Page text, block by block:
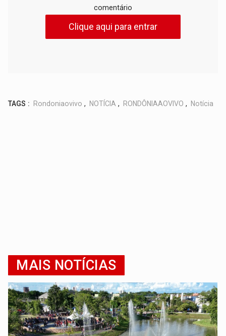
comentário
Clique aqui para entrar
TAGS : Rondoniaovivo , NOTÍCIA , RONDÔNIAAOVIVO , Notícia
MAIS NOTÍCIAS